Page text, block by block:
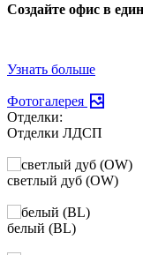
Создайте офис в
Узнать больше
Фотогалерея
Отделки:
Отделки ЛДСП
светлый дуб (OW)
белый (BL)